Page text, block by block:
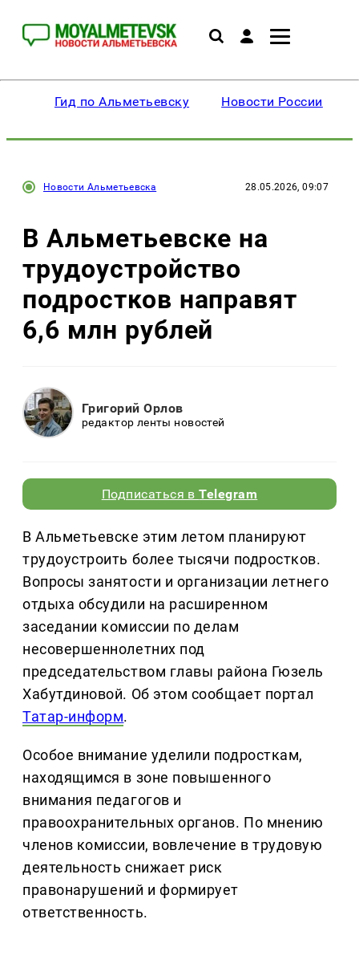
Гид по Альметьевску Новости России
Новости Альметьевска 28.05.2026, 09:07
В Альметьевске на
трудоустройство
подростков направят
6,6 млн рублей
Григорий Орлов
редактор ленты новостей
Подписаться вTelegram
В Альметьевске этим летом планируют
трудоустроить более тысячи подростков.
Вопросы занятости и организации летнего
отдыха обсудили на расширенном
заседании комиссии по делам
несовершеннолетних под
председательством главы района Гюзель
Хабутдиновой. Об этом сообщает портал
Татар-информ.
Особое внимание уделили подросткам,
находящимся в зоне повышенного
внимания педагогов и
правоохранительных органов. По мнению
членов комиссии, вовлечение в трудовую
деятельность снижает риск
правонарушений и формирует
ответственность.